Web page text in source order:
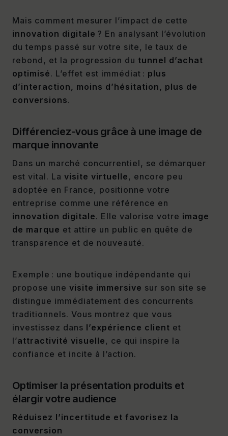
Mais comment mesurer l’impact de cette
innovation digitale ? En analysant l’évolution
du temps passé sur votre site, le taux de
rebond, et la progression du tunnel d’achat
optimisé. L’effet est immédiat : plus
d’interaction, moins d’hésitation, plus de
conversions.
Différenciez-vous grâce à une image de
marque innovante
Dans un marché concurrentiel, se démarquer
est vital. La visite virtuelle, encore peu
adoptée en France, positionne votre
entreprise comme une référence en
innovation digitale. Elle valorise votre image
de marque et attire un public en quête de
transparence et de nouveauté.
Exemple : une boutique indépendante qui
propose une visite immersive sur son site se
distingue immédiatement des concurrents
traditionnels. Vous montrez que vous
investissez dans l’expérience client et
l’attractivité visuelle, ce qui inspire la
confiance et incite à l’action.
Optimiser la présentation produits et
élargir votre audience
Réduisez l’incertitude et favorisez la
conversion